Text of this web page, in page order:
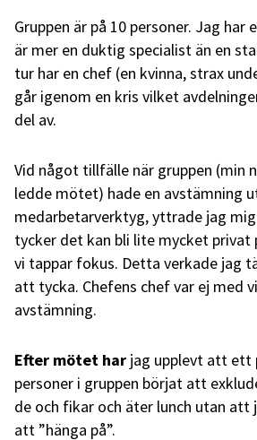
Gruppen är på 10 personer. Jag har
är mer en duktig specialist än en
tur har en chef (en kvinna, strax
går igenom en kris vilket
del av.
Vid något tillfälle när gruppen (min
ledde mötet) hade en avstämning
medarbetarverktyg, yttrade jag
tycker det kan bli lite mycket
vi tappar fokus. Detta verkade jag
att tycka. Chefens chef var ej med
avstämning.
Efter mötet har jag upplevt att ett
personer i gruppen börjat att
de och fikar och äter lunch utan att
att ”hänga på”.